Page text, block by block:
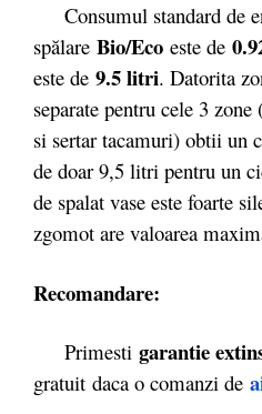
Consumul standard de
spălare Bio/Eco este de
este de 9.5 litri. Datorita
separate pentru cele 3
si sertar tacamuri) obtii un
de doar 9,5 litri pentru un
de spalat vase este foarte
zgomot are valoarea
Recomandare:
Primesti garantie
gratuit daca o comanzi de